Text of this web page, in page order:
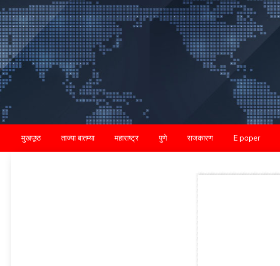
Skip
to
content
मुखपूष्ठ ताज्या बातम्या महाराष्ट्र पुणे राजकारण E paper